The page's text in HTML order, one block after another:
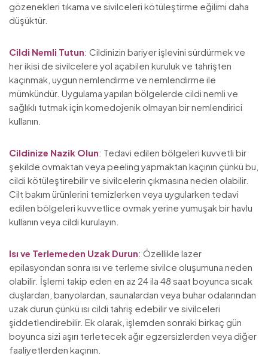
gözenekleri tıkama ve sivilceleri kötüleştirme eğilimi daha
düşüktür.
Cildi Nemli Tutun: Cildinizin bariyer işlevini sürdürmek ve
her ikisi de sivilcelere yol açabilen kuruluk ve tahrişten
kaçınmak, uygun nemlendirme ve nemlendirme ile
mümkündür. Uygulama yapılan bölgelerde cildi nemli ve
sağlıklı tutmak için komedojenik olmayan bir nemlendirici
kullanın.
Cildinize Nazik Olun: Tedavi edilen bölgeleri kuvvetli bir
şekilde ovmaktan veya peeling yapmaktan kaçının çünkü bu,
cildi kötüleştirebilir ve sivilcelerin çıkmasına neden olabilir.
Cilt bakım ürünlerini temizlerken veya uygularken tedavi
edilen bölgeleri kuvvetlice ovmak yerine yumuşak bir havlu
kullanın veya cildi kurulayın.
Isı ve Terlemeden Uzak Durun: Özellikle lazer
epilasyondan sonra ısı ve terleme sivilce oluşumuna neden
olabilir. İşlemi takip eden en az 24 ila 48 saat boyunca sıcak
duşlardan, banyolardan, saunalardan veya buhar odalarından
uzak durun çünkü ısı cildi tahriş edebilir ve sivilceleri
şiddetlendirebilir. Ek olarak, işlemden sonraki birkaç gün
boyunca sizi aşırı terletecek ağır egzersizlerden veya diğer
faaliyetlerden kaçının.